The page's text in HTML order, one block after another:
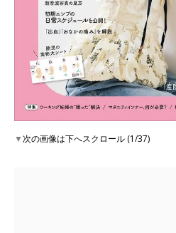
▼次の画像は下へスクロール (1/37)